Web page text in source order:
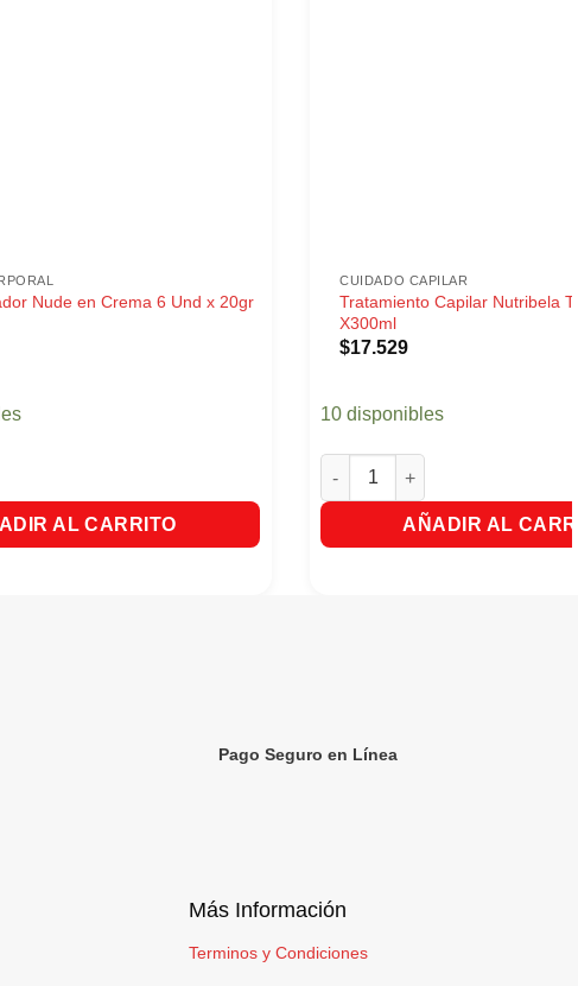
Nude en Crema 6 Und x 20gr
Nude en Crema 6 Und x 20gr c/u cantidad
AL CARRITO
CUIDADO CAPILAR
Tratamiento Capilar Nutribela
X300ml
$17.529
10 disponibles
Tratamiento Capilar Nutribela
AÑADIR AL
Pago Seguro en Línea
Más Información
Terminos y Condiciones